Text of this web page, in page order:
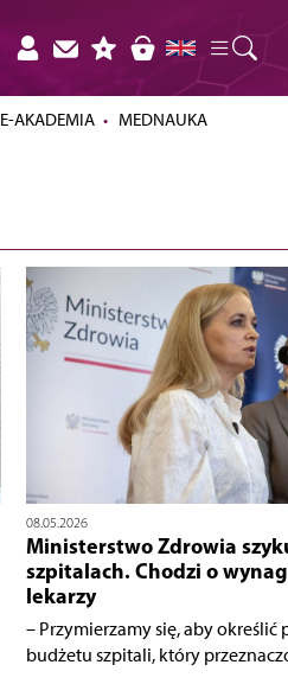
E-AKADEMIA MEDNAUKA
08.05.2026
Ministerstwo Zdrowia
szpitalach. Chodzi o
lekarzy
– Przymierzamy się, aby
budżetu szpitali, który